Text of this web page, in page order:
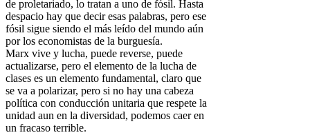
de proletariado, lo tratan a uno de fósil. Hasta
despacio hay que decir esas palabras, pero ese
fósil sigue siendo el más leído del mundo aún
por los economistas de la burguesía.
Marx vive y lucha, puede reverse, puede
actualizarse, pero el elemento de la lucha de
clases es un elemento fundamental, claro que
se va a polarizar, pero si no hay una cabeza
política con conducción unitaria que respete la
unidad aun en la diversidad, podemos caer en
un fracaso terrible.